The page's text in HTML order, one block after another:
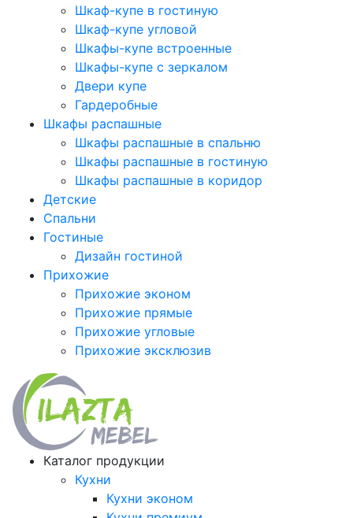
Шкаф-купе в гостиную
Шкаф-купе угловой
Шкафы-купе встроенные
Шкафы-купе с зеркалом
Двери купе
Гардеробные
Шкафы распашные
Шкафы распашные в спальню
Шкафы распашные в гостиную
Шкафы распашные в коридор
Детские
Спальни
Гостиные
Дизайн гостиной
Прихожие
Прихожие эконом
Прихожие прямые
Прихожие угловые
Прихожие эксклюзив
Каталог продукции
Кухни
Кухни эконом